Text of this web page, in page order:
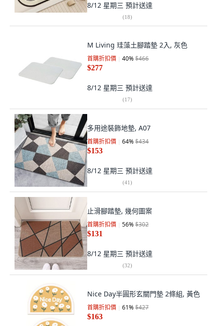
8/12 星期三 預計送達
(18)
M Living 珪藻土腳踏墊 2入, 灰色
首購折扣價 40%$466
$277
8/12 星期三 預計送達
(17)
多用途裝飾地墊, A07
首購折扣價 64%$434
$153
8/12 星期三 預計送達
(41)
止滑腳踏墊, 幾何圖案
首購折扣價 56%$302
$131
8/12 星期三 預計送達
(32)
Nice Day半圓形玄關門墊 2條組, 黃色
首購折扣價 61%$427
$163